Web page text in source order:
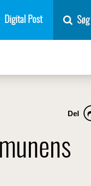
Digital Post Søg
Del